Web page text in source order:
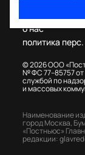
© 2026 ООО
№ ФС 77–85757 от
службой по
и массовых
о нас
политика
Наименование
город Москва,
«Постньюс»
редакции: